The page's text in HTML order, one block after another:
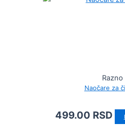
Razno
Naočare za
499.00 RSD